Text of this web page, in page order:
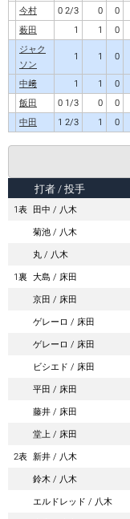
今村
0 2/3 0 0
薮田
1 1 0
ジャク
ソン
1 1 0
中﨑
1 1 0
飯田
0 1/3 0 0
中田
1 2/3 1 0
打者/ 投手
1表 田中 八木
菊池
八木
丸
八木
1裏 大島 床田
京田
床田
ゲレーロ
床田
ゲレーロ
床田
ビシエド
床田
平田
床田
藤井
床田
堂上
床田
2表 新井 八木
鈴木
八木
エルドレッド
八木